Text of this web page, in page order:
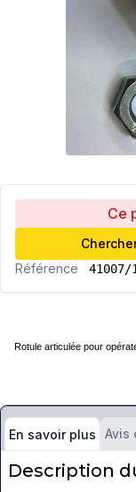
Ce
Référence
41007/
Rotule articulée pour
En savoir plus Avis
Description